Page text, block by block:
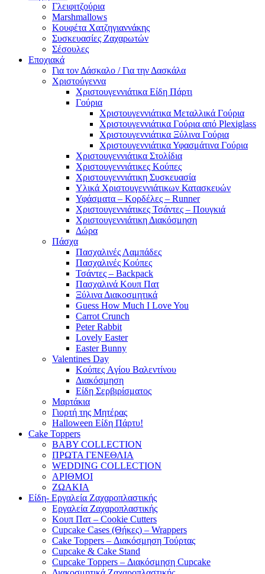
Γλειφιτζούρια
Marshmallows
Κουφέτα Χατζηγιαννάκης
Συσκευασίες Ζαχαρωτών
Σέσουλες
Εποχιακά
Για τον Δάσκαλο / Για την Δασκάλα
Χριστούγεννα
Χριστουγεννιάτικα Είδη Πάρτι
Γούρια
Χριστουγεννιάτικα Μεταλλικά Γούρια
Χριστουγεννιάτικα Γούρια από Plexiglass
Χριστουγεννιάτικα Ξύλινα Γούρια
Χριστουγεννιάτικα Υφασμάτινα Γούρια
Χριστουγεννιάτικα Στολίδια
Χριστουγεννιάτικες Κούπες
Χριστουγεννιάτικη Συσκευασία
Υλικά Χριστουγεννιάτικων Κατασκευών
Υφάσματα – Κορδέλες – Runner
Χριστουγεννιάτικες Τσάντες – Πουγκιά
Χριστουγεννιάτικη Διακόσμηση
Δώρα
Πάσχα
Πασχαλινές Λαμπάδες
Πασχαλινές Κούπες
Τσάντες – Backpack
Πασχαλινά Κουπ Πατ
Ξύλινα Διακοσμητικά
Guess How Much I Love You
Carrot Crunch
Peter Rabbit
Lovely Easter
Easter Bunny
Valentines Day
Κούπες Aγίου Βαλεντίνου
Διακόσμηση
Είδη Σερβιρίσματος
Μαρτάκια
Γιορτή της Μητέρας
Halloween Είδη Πάρτυ!
Cake Toppers
BABY COLLECTION
ΠΡΩΤΑ ΓΕΝΕΘΛΙΑ
WEDDING COLLECTION
ΑΡΙΘΜΟΙ
ΖΩΑΚΙΑ
Είδη- Εργαλεία Ζαχαροπλαστικής
Εργαλεία Ζαχαροπλαστικής
Κουπ Πατ – Cookie Cutters
Cupcake Cases (Θήκες) – Wrappers
Cake Toppers – Διακόσμηση Τούρτας
Cupcake & Cake Stand
Cupcake Toppers – Διακόσμηση Cupcake